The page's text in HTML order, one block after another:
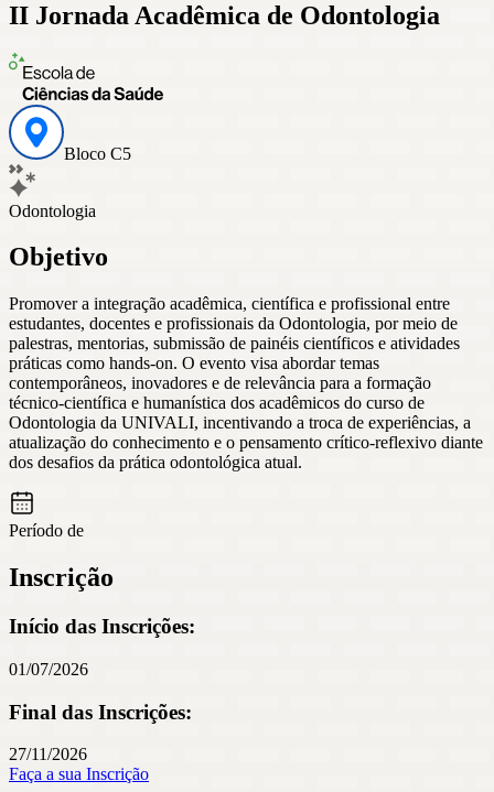
II Jornada Acadêmica de Odontologia
Bloco C5
Odontologia
Objetivo
Promover a integração acadêmica, científica e profissional entre
estudantes, docentes e profissionais da Odontologia, por meio de
palestras, mentorias, submissão de painéis científicos e atividades
práticas como hands-on. O evento visa abordar temas
contemporâneos, inovadores e de relevância para a formação
técnico-científica e humanística dos acadêmicos do curso de
Odontologia da UNIVALI, incentivando a troca de experiências, a
atualização do conhecimento e o pensamento crítico-reflexivo diante
dos desafios da prática odontológica atual.
Período de
Inscrição
Início das Inscrições:
01/07/2026
Final das Inscrições:
27/11/2026
Faça a sua Inscrição